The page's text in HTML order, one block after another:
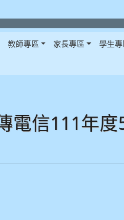
教師專區 家長專區 學生專
電信111年